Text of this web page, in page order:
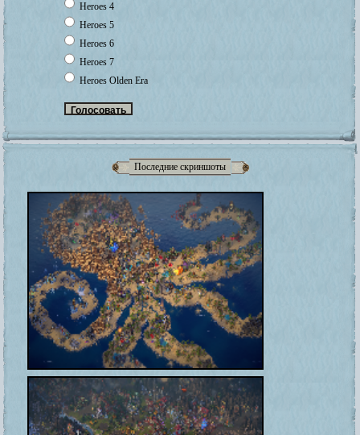
Heroes 4
Heroes 5
Heroes 6
Heroes 7
Heroes Olden Era
Последние скриншоты